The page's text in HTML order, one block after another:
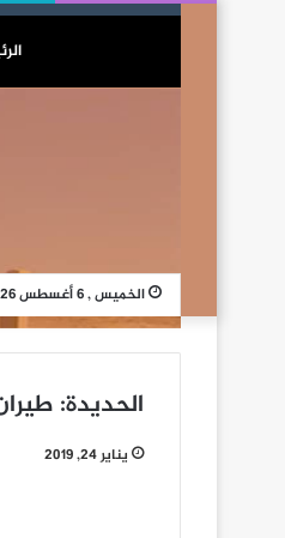
الخميس , 6 أغسطس 2026
الحديدة:
يناير 24, 2019